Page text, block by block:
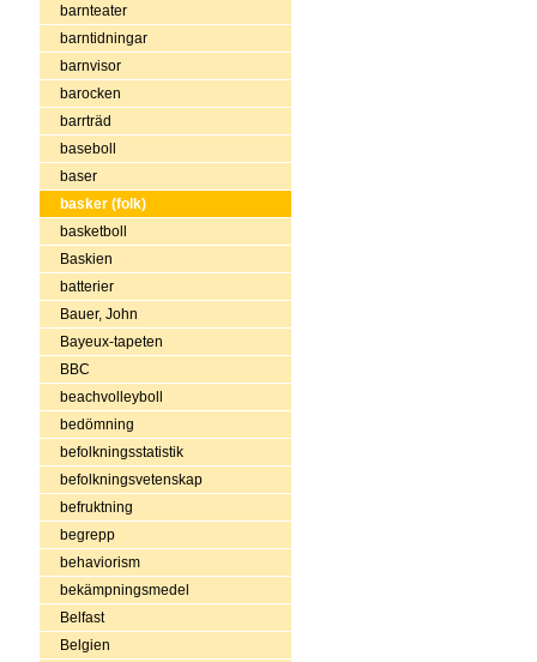
barnteater
barntidningar
barnvisor
barocken
barrträd
baseboll
baser
basker (folk)
basketboll
Baskien
batterier
Bauer, John
Bayeux-tapeten
BBC
beachvolleyboll
bedömning
befolkningsstatistik
befolkningsvetenskap
befruktning
begrepp
behaviorism
bekämpningsmedel
Belfast
Belgien